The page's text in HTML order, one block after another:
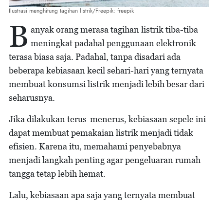
Ilustrasi menghitung tagihan listrik/Freepik: freepik
B anyak orang merasa tagihan listrik tiba-tiba
meningkat padahal penggunaan elektronik
terasa biasa saja. Padahal, tanpa disadari ada
beberapa kebiasaan kecil sehari-hari yang ternyata
membuat konsumsi listrik menjadi lebih besar dari
seharusnya.
Jika dilakukan terus-menerus, kebiasaan sepele ini
dapat membuat pemakaian listrik menjadi tidak
efisien. Karena itu, memahami penyebabnya
menjadi langkah penting agar pengeluaran rumah
tangga tetap lebih hemat.
Lalu, kebiasaan apa saja yang ternyata membuat